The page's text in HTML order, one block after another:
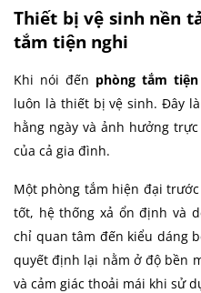
Thiết bị vệ sinh nền
tắm tiện nghi
Khi nói đến phòng tắm
luôn là thiết bị vệ sinh. Đây
hằng ngày và ảnh hưởng
của cả gia đình.
Một phòng tắm hiện đại
tốt, hệ thống xả ổn định và
chỉ quan tâm đến kiểu dáng
quyết định lại nằm ở độ bền
và cảm giác thoải mái khi sử